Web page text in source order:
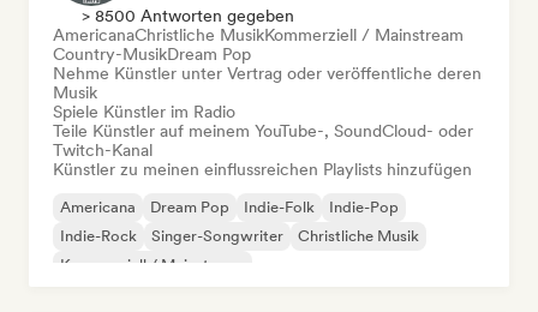
> 8500 Antworten gegeben
AmericanaChristliche MusikKommerziell / Mainstream
Country-MusikDream Pop
Nehme Künstler unter Vertrag oder veröffentliche deren
Musik
Spiele Künstler im Radio
Teile Künstler auf meinem YouTube-, SoundCloud- oder
Twitch-Kanal
Künstler zu meinen einflussreichen Playlists hinzufügen
Americana Dream Pop Indie-Folk
Indie-Pop
Indie-Rock
Singer-Songwriter
Christliche Musik
Kommerziell / Mainstream